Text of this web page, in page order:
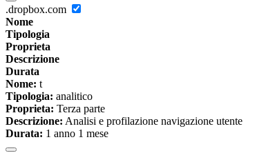
.dropbox.com
Nome
Tipologia
Proprieta
Descrizione
Durata
Nome: t
Tipologia: analitico
Proprieta: Terza parte
Descrizione: Analisi e profilazione navigazione utente
Durata: 1 anno 1 mese